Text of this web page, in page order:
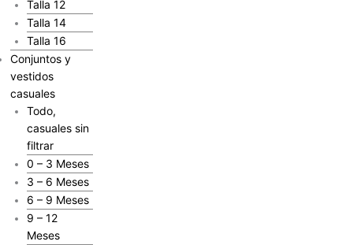
Talla 12
Talla 14
Talla 16
Conjuntos y
vestidos
casuales
Todo,
casuales sin
filtrar
0 – 3 Meses
3 – 6 Meses
6 – 9 Meses
9 – 12
Meses